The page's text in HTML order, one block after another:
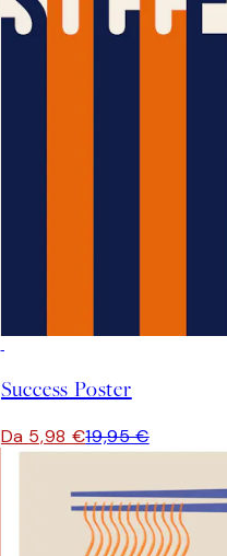
Success Poster
Da 5,98 €19,95 €